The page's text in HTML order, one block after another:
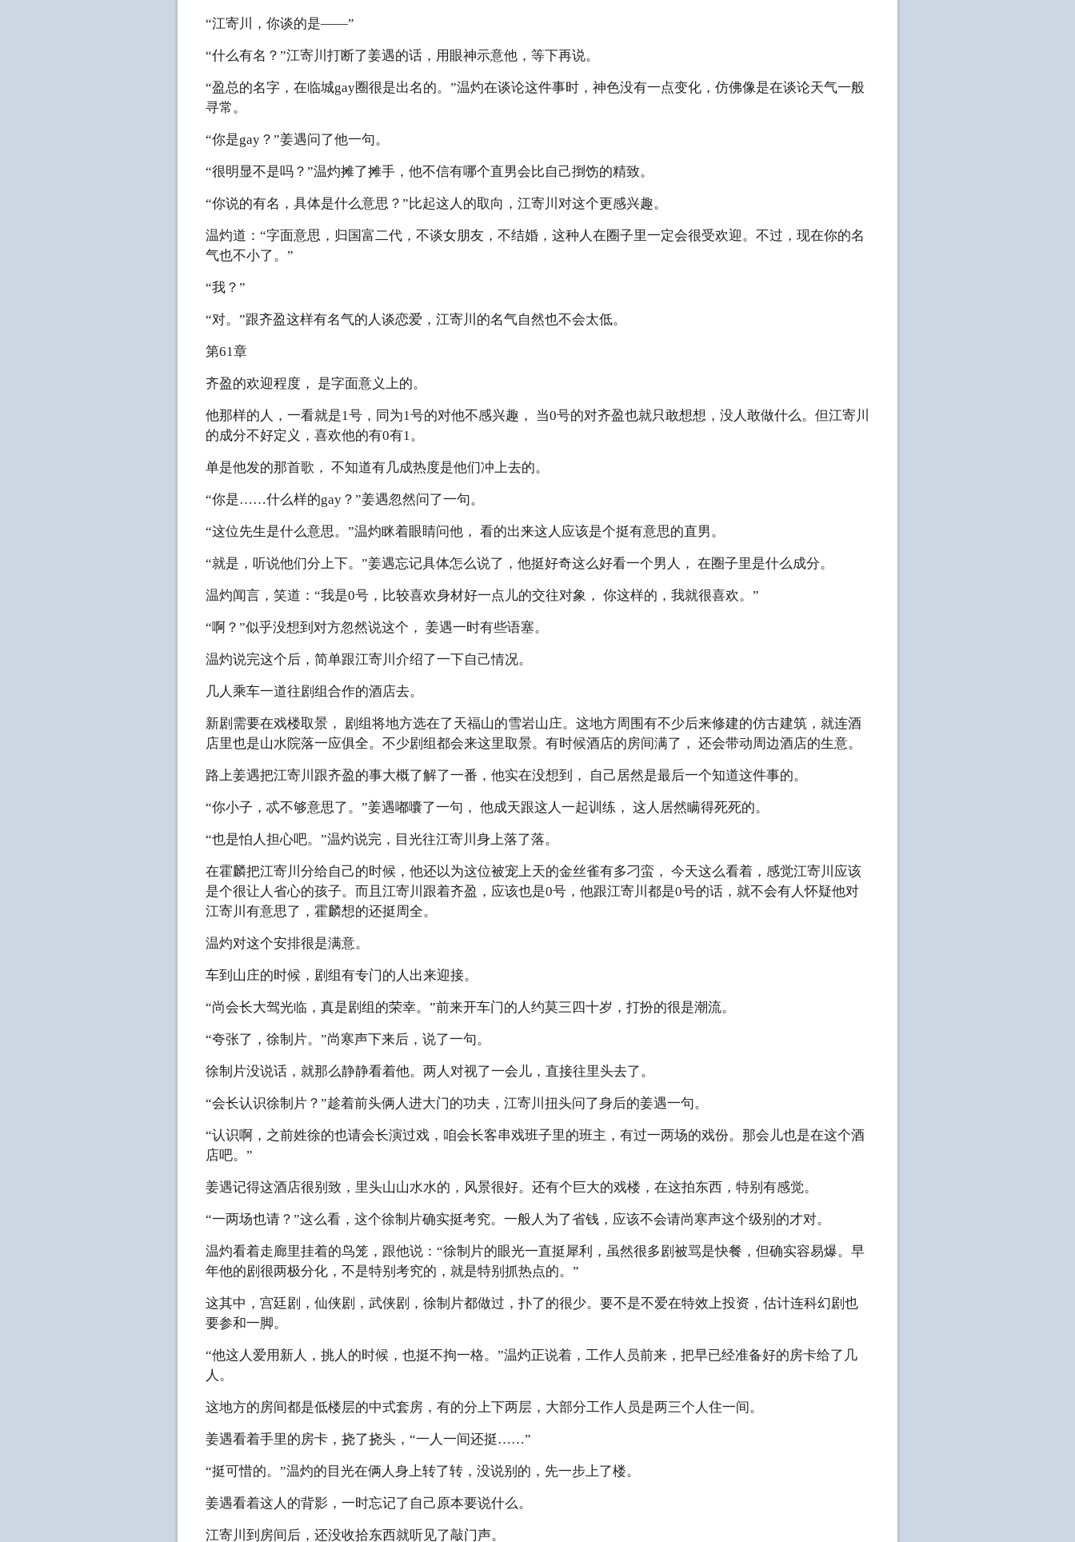
“江寄川，你谈的是——”
“什么有名？”江寄川打断了姜遇的话，用眼神示意他，等下再说。
“盈总的名字，在临城gay圈很是出名的。”温灼在谈论这件事时，神色没有一点变化，仿佛像是在谈论天气一般
寻常。
“你是gay？”姜遇问了他一句。
“很明显不是吗？”温灼摊了摊手，他不信有哪个直男会比自己捯饬的精致。
“你说的有名，具体是什么意思？”比起这人的取向，江寄川对这个更感兴趣。
温灼道：“字面意思，归国富二代，不谈女朋友，不结婚，这种人在圈子里一定会很受欢迎。不过，现在你的名
气也不小了。”
“我？”
“对。”跟齐盈这样有名气的人谈恋爱，江寄川的名气自然也不会太低。
第61章
齐盈的欢迎程度， 是字面意义上的。
他那样的人，一看就是1号，同为1号的对他不感兴趣， 当0号的对齐盈也就只敢想想，没人敢做什么。但江寄川
的成分不好定义，喜欢他的有0有1。
单是他发的那首歌， 不知道有几成热度是他们冲上去的。
“你是……什么样的gay？”姜遇忽然问了一句。
“这位先生是什么意思。”温灼眯着眼睛问他， 看的出来这人应该是个挺有意思的直男。
“就是，听说他们分上下。”姜遇忘记具体怎么说了，他挺好奇这么好看一个男人， 在圈子里是什么成分。
温灼闻言，笑道：“我是0号，比较喜欢身材好一点儿的交往对象， 你这样的，我就很喜欢。”
“啊？”似乎没想到对方忽然说这个， 姜遇一时有些语塞。
温灼说完这个后，简单跟江寄川介绍了一下自己情况。
几人乘车一道往剧组合作的酒店去。
新剧需要在戏楼取景， 剧组将地方选在了天福山的雪岩山庄。这地方周围有不少后来修建的仿古建筑，就连酒
店里也是山水院落一应俱全。不少剧组都会来这里取景。有时候酒店的房间满了， 还会带动周边酒店的生意。
路上姜遇把江寄川跟齐盈的事大概了解了一番，他实在没想到， 自己居然是最后一个知道这件事的。
“你小子，忒不够意思了。”姜遇嘟囔了一句， 他成天跟这人一起训练， 这人居然瞒得死死的。
“也是怕人担心吧。”温灼说完，目光往江寄川身上落了落。
在霍麟把江寄川分给自己的时候，他还以为这位被宠上天的金丝雀有多刁蛮， 今天这么看着，感觉江寄川应该
是个很让人省心的孩子。而且江寄川跟着齐盈，应该也是0号，他跟江寄川都是0号的话，就不会有人怀疑他对
江寄川有意思了，霍麟想的还挺周全。
温灼对这个安排很是满意。
车到山庄的时候，剧组有专门的人出来迎接。
“尚会长大驾光临，真是剧组的荣幸。”前来开车门的人约莫三四十岁，打扮的很是潮流。
“夸张了，徐制片。”尚寒声下来后，说了一句。
徐制片没说话，就那么静静看着他。两人对视了一会儿，直接往里头去了。
“会长认识徐制片？”趁着前头俩人进大门的功夫，江寄川扭头问了身后的姜遇一句。
“认识啊，之前姓徐的也请会长演过戏，咱会长客串戏班子里的班主，有过一两场的戏份。那会儿也是在这个酒
店吧。”
姜遇记得这酒店很别致，里头山山水水的，风景很好。还有个巨大的戏楼，在这拍东西，特别有感觉。
“一两场也请？”这么看，这个徐制片确实挺考究。一般人为了省钱，应该不会请尚寒声这个级别的才对。
温灼看着走廊里挂着的鸟笼，跟他说：“徐制片的眼光一直挺犀利，虽然很多剧被骂是快餐，但确实容易爆。早
年他的剧很两极分化，不是特别考究的，就是特别抓热点的。”
这其中，宫廷剧，仙侠剧，武侠剧，徐制片都做过，扑了的很少。要不是不爱在特效上投资，估计连科幻剧也
要参和一脚。
“他这人爱用新人，挑人的时候，也挺不拘一格。”温灼正说着，工作人员前来，把早已经准备好的房卡给了几
人。
这地方的房间都是低楼层的中式套房，有的分上下两层，大部分工作人员是两三个人住一间。
姜遇看着手里的房卡，挠了挠头，“一人一间还挺……”
“挺可惜的。”温灼的目光在俩人身上转了转，没说别的，先一步上了楼。
姜遇看着这人的背影，一时忘记了自己原本要说什么。
江寄川到房间后，还没收拾东西就听见了敲门声。